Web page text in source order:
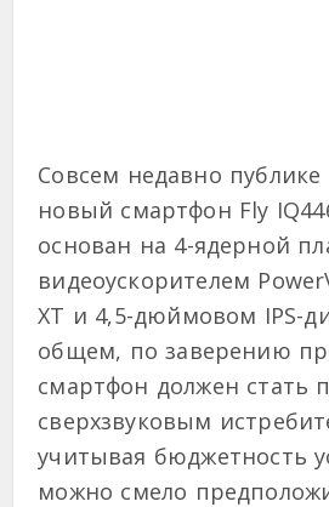
Совсем недавно публике
новый смартфон Fly
основан на 4-ядерной
видеоускорителем
XT и 4,5-дюймовом IPS-
общем, по заверению
смартфон должен стать
сверхзвуковым
учитывая бюджетность
можно смело